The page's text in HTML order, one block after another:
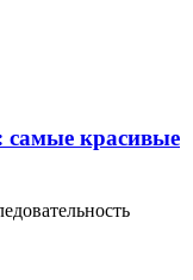
самые красивые